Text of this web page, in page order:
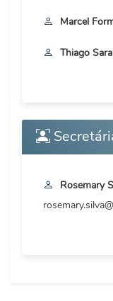
Marcel
Thiago
Rosemary